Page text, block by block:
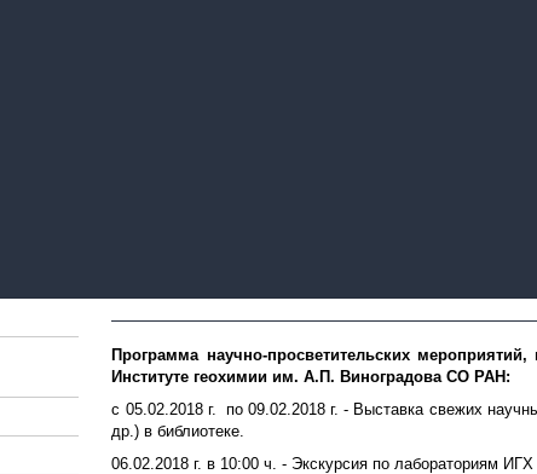
Программа научно-просветительских
Институте геохимии им. А.П. Виноградова СО РАН:
с 05.02.2018 г. по 09.02.2018 г. - Выставка свежих
др.) в библиотеке.
06.02.2018 г. в 10:00 ч. - Экскурсия по лабораториям